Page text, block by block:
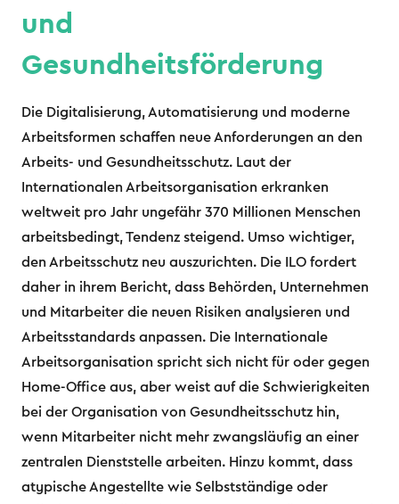
und
Gesundheitsförderung
Die Digitalisierung, Automatisierung und moderne
Arbeitsformen schaffen neue Anforderungen an den
Arbeits- und Gesundheitsschutz. Laut der
Internationalen Arbeitsorganisation erkranken
weltweit pro Jahr ungefähr 370 Millionen Menschen
arbeitsbedingt, Tendenz steigend. Umso wichtiger,
den Arbeitsschutz neu auszurichten. Die ILO fordert
daher in ihrem Bericht, dass Behörden, Unternehmen
und Mitarbeiter die neuen Risiken analysieren und
Arbeitsstandards anpassen. Die Internationale
Arbeitsorganisation spricht sich nicht für oder gegen
Home-Office aus, aber weist auf die Schwierigkeiten
bei der Organisation von Gesundheitsschutz hin,
wenn Mitarbeiter nicht mehr zwangsläufig an einer
zentralen Dienststelle arbeiten. Hinzu kommt, dass
atypische Angestellte wie Selbstständige oder